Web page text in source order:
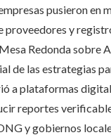
pusieron en
y
Redonda sobre
de las estrategias
a plataformas
reportes
y gobiernos